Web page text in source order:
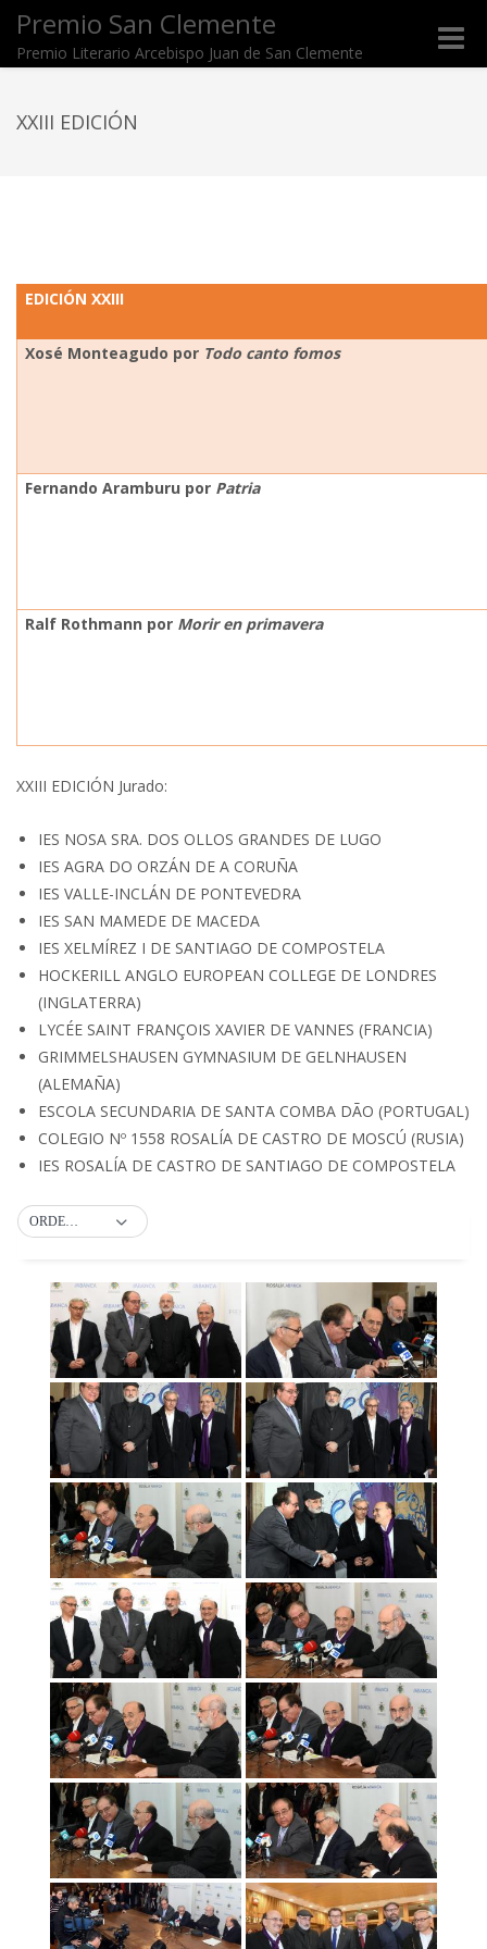
Premio San Clemente
Premio Literario Arcebispo Juan de San Clemente
Toggle
XXIII EDICIÓN
EDICIÓN XXIII
Xosé Monteagudo por Todo canto fomos
Fernando Aramburu por Patria
Ralf Rothmann por Morir en primavera
XXIII EDICIÓN Jurado:
IES NOSA SRA. DOS OLLOS GRANDES DE LUGO
IES AGRA DO ORZÁN DE A CORUÑA
IES VALLE-INCLÁN DE PONTEVEDRA
IES SAN MAMEDE DE MACEDA
IES XELMÍREZ I DE SANTIAGO DE COMPOSTELA
HOCKERILL ANGLO EUROPEAN COLLEGE DE LONDRES
(INGLATERRA)
LYCÉE SAINT FRANÇOIS XAVIER DE VANNES (FRANCIA)
GRIMMELSHAUSEN GYMNASIUM DE GELNHAUSEN
(ALEMAÑA)
ESCOLA SECUNDARIA DE SANTA COMBA DÃO (PORTUGAL)
COLEGIO Nº 1558 ROSALÍA DE CASTRO DE MOSCÚ (RUSIA)
IES ROSALÍA DE CASTRO DE SANTIAGO DE COMPOSTELA
ORDEN POR DEFECTO